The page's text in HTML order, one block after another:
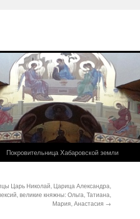
Покровительница Хабаровской земли
Царь Николай, Царица Александра,
великие княжны: Ольга, Татиана,
Мария, Анастасия →